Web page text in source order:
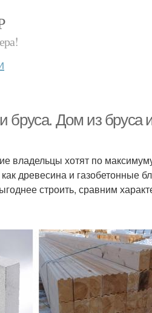
бруса. Дом из бруса
владельцы хотят по
древесина и газобетонные
строить, сравним